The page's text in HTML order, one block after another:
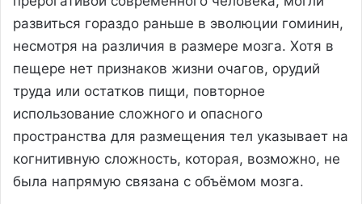
развиться гораздо раньше в эволюции гоминин,
несмотря на различия в размере мозга. Хотя в
пещере нет признаков жизни очагов, орудий
труда или остатков пищи, повторное
использование сложного и опасного
пространства для размещения тел указывает на
когнитивную сложность, которая, возможно, не
была напрямую связана с объёмом мозга.